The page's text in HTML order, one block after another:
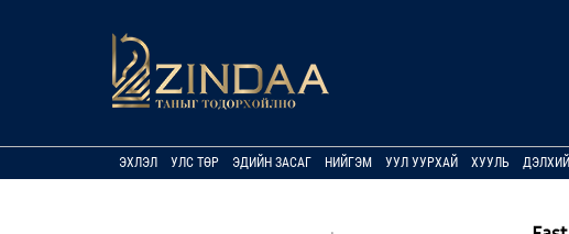
ЭХЛЭЛ УЛС ТӨР ЭДИЙН ЗАСАГ НИЙГЭМ УУЛ УУРХАЙ ХУУЛЬ ДЭЛХИЙ